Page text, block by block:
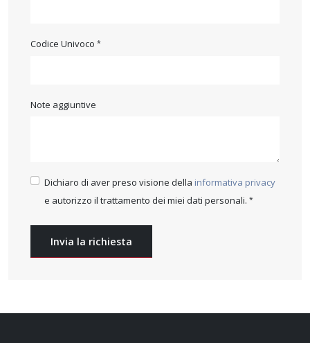
Codice Univoco
Note aggiuntive
Dichiaro di aver preso visione della informativa privacy
e autorizzo il trattamento dei miei dati personali.
Invia la richiesta